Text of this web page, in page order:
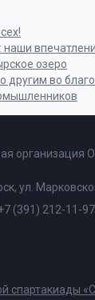
озеро
другим во
ул.
(391) 212-11-97
спартакиады